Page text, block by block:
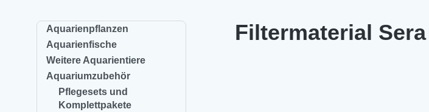
Aquarienpflanzen
Aquarienfische
Weitere Aquarientiere
Aquariumzubehör
Pflegesets und
Komplettpakete
Filtermaterial Sera